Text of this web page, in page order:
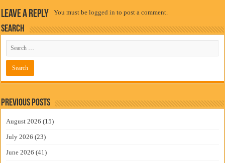
Leave a Reply You must belogged in to post a comment.
Search
Previous Posts
August 2026 (15)
July 2026 (23)
June 2026 (41)